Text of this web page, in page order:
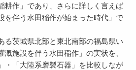
耕作」であり、さらに詳しく言えば
を伴う水田稲作が始まった時代」で
る茨城県北部と東北南部の福島県い
漑施設を伴う水田稲作」の実状を、
・「大陸系磨製石器」を比較しなが